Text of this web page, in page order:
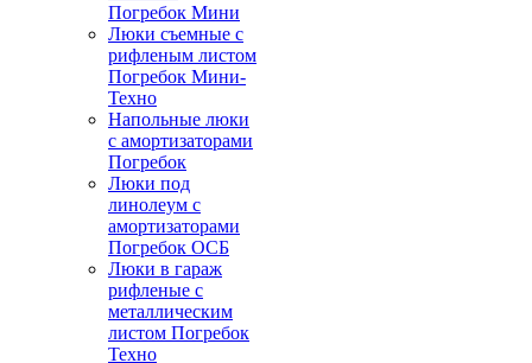
Погребок Мини
Люки съемные с
рифленым листом
Погребок Мини-
Техно
Напольные люки
с амортизаторами
Погребок
Люки под
линолеум с
амортизаторами
Погребок ОСБ
Люки в гараж
рифленые с
металлическим
листом Погребок
Техно